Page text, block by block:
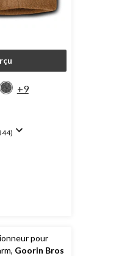
+9
pour
Goorin Bros